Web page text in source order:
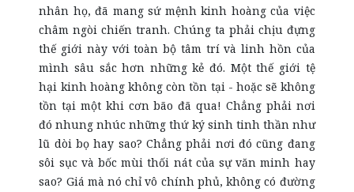
nhân họ, đã mang sứ mệnh kinh hoàng của việc
châm ngòi chiến tranh. Chúng ta phải chịu đựng
thế giới này với toàn bộ tâm trí và linh hồn của
mình sâu sắc hơn những kẻ đó. Một thế giới tệ
hại kinh hoàng không còn tồn tại - hoặc sẽ không
tồn tại một khi cơn bão đã qua! Chẳng phải nơi
đó nhung nhúc những thứ ký sinh tinh thần như
lũ dòi bọ hay sao? Chẳng phải nơi đó cũng đang
sôi sục và bốc mùi thối nát của sự văn minh hay
sao? Giá mà nó chỉ vô chính phủ, không có đường